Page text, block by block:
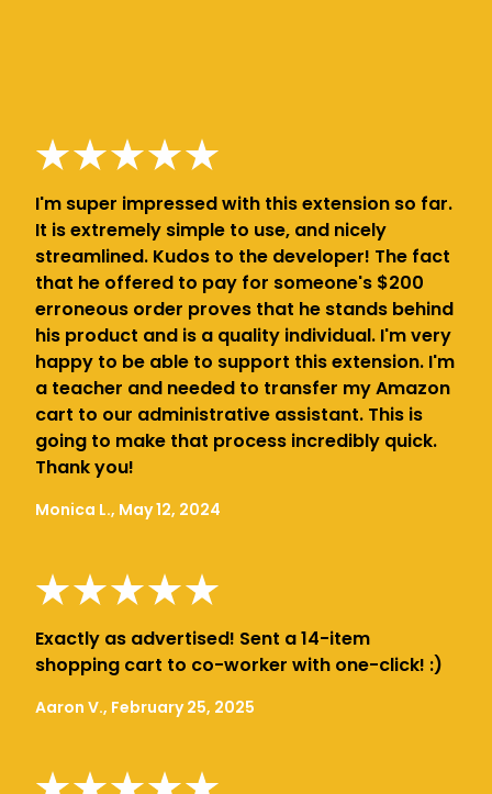
I'm super impressed with this extension so far.
It is extremely simple to use, and nicely
streamlined. Kudos to the developer! The fact
that he offered to pay for someone's $200
erroneous order proves that he stands behind
his product and is a quality individual. I'm very
happy to be able to support this extension. I'm
a teacher and needed to transfer my Amazon
cart to our administrative assistant. This is
going to make that process incredibly quick.
Thank you!
Monica L., May 12, 2024
Exactly as advertised! Sent a 14-item
shopping cart to co-worker with one-click! :)
Aaron V., February 25, 2025